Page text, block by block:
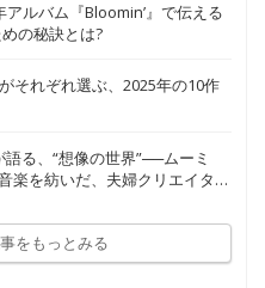
ルバム『Bloomin’』で伝える
の秘訣とは?
それぞれ選ぶ、2025年の10作
る、“想像の世界”──ムーミ
楽を紡いだ、夫婦クリエイター
をもっとみる